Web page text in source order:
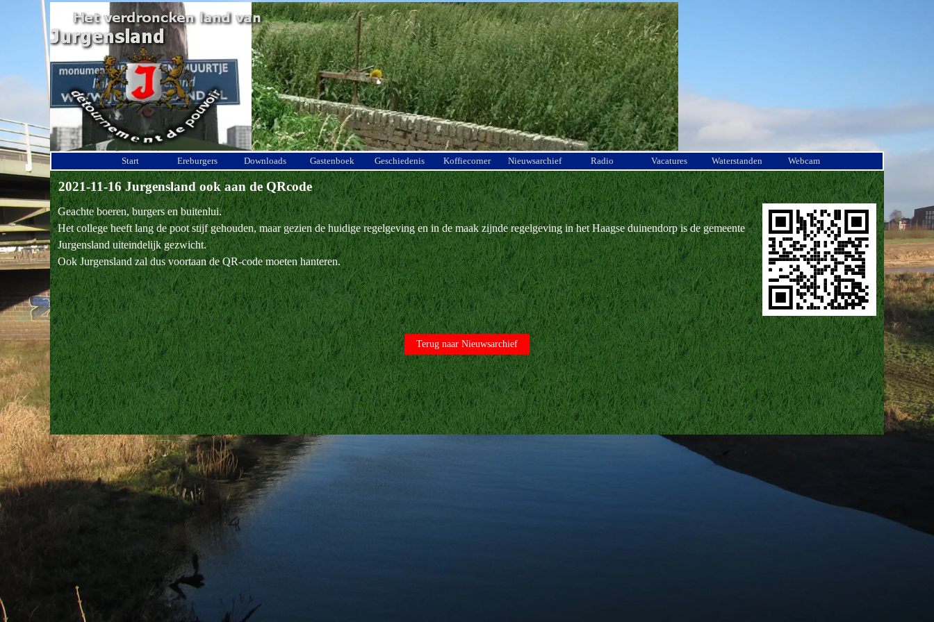
Ga naar de inhoud
Menu overslaan
Start Ereburgers Downloads Gastenboek Geschiedenis Koffiecorner Nieuwsarchief Radio Vacatures Waterstanden Webcam
2021-11-16 Jurgensland ook aan de QRcode
Geachte boeren, burgers en buitenlui.
Het college heeft lang de poot stijf gehouden, maar gezien de huidige regelgeving en in de maak zijnde regelgeving in het Haagse duinendorp is de gemeente
Jurgensland uiteindelijk gezwicht.
Ook Jurgensland zal dus voortaan de QR-code moeten hanteren.
Terug naar Nieuwsarchief
Terug naar de inhoud